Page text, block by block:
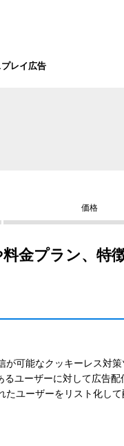
レイ広告
価格
金プラン、特
が可能なクッキーレス対
ユーザーに対して広告配
たユーザーをリスト化して